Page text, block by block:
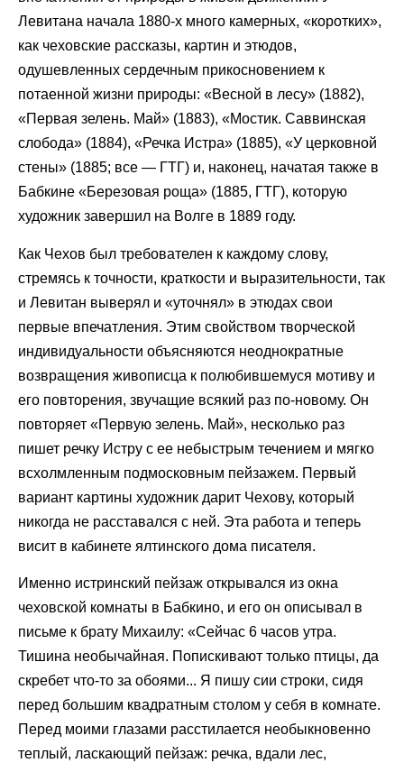
Левитана начала 1880-х много камерных, «коротких»,
как чеховские рассказы, картин и этюдов,
одушевленных сердечным прикосновением к
потаенной жизни природы: «Весной в лесу» (1882),
«Первая зелень. Май» (1883), «Мостик. Саввинская
слобода» (1884), «Речка Истра» (1885), «У церковной
стены» (1885; все — ГТГ) и, наконец, начатая также в
Бабкине «Березовая роща» (1885, ГТГ), которую
художник завершил на Волге в 1889 году.
Как Чехов был требователен к каждому слову,
стремясь к точности, краткости и выразительности, так
и Левитан выверял и «уточнял» в этюдах свои
первые впечатления. Этим свойством творческой
индивидуальности объясняются неоднократные
возвращения живописца к полюбившемуся мотиву и
его повторения, звучащие всякий раз по-новому. Он
повторяет «Первую зелень. Май», несколько раз
пишет речку Истру с ее небыстрым течением и мягко
всхолмленным подмосковным пейзажем. Первый
вариант картины художник дарит Чехову, который
никогда не расставался с ней. Эта работа и теперь
висит в кабинете ялтинского дома писателя.
Именно истринский пейзаж открывался из окна
чеховской комнаты в Бабкино, и его он описывал в
письме к брату Михаилу: «Сейчас 6 часов утра.
Тишина необычайная. Попискивают только птицы, да
скребет что-то за обоями... Я пишу сии строки, сидя
перед большим квадратным столом у себя в комнате.
Перед моими глазами расстилается необыкновенно
теплый, ласкающий пейзаж: речка, вдали лес,